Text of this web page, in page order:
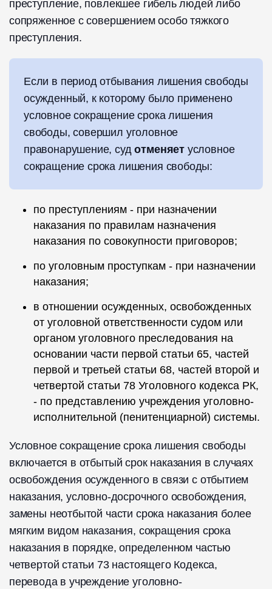
преступление, повлекшее гибель людей либо
сопряженное с совершением особо тяжкого
преступления.
Если в период отбывания лишения свободы
осужденный, к которому было применено
условное сокращение срока лишения
свободы, совершил уголовное
правонарушение, судотменяетусловное
сокращение срока лишения свободы:
по преступлениям - при назначении
наказания по правилам назначения
наказания по совокупности приговоров;
по уголовным проступкам - при назначении
наказания;
в отношении осужденных, освобожденных
от уголовной ответственности судом или
органом уголовного преследования на
основании части первой статьи 65, частей
первой и третьей статьи 68, частей второй и
четвертой статьи 78 Уголовного кодекса РК,
- по представлению учреждения уголовно-
исполнительной (пенитенциарной) системы.
Условное сокращение срока лишения свободы
включается в отбытый срок наказания в случаях
освобождения осужденного в связи с отбытием
наказания, условно-досрочного освобождения,
замены неотбытой части срока наказания более
мягким видом наказания, сокращения срока
наказания в порядке, определенном частью
четвертой статьи 73 настоящего Кодекса,
перевода в учреждение уголовно-